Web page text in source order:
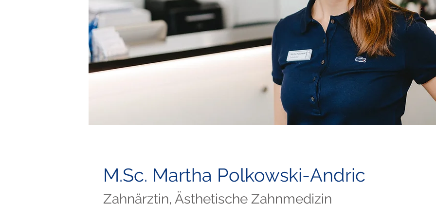
M.Sc. Martha Polkowski-Andric
Zahnärztin, Ästhetische Zahnmedizin